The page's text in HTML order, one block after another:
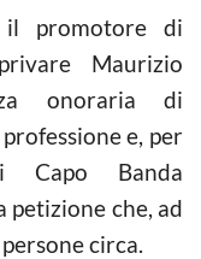
promotore di
Maurizio
onoraria di
e, per
Capo Banda
petizione che, ad
circa.